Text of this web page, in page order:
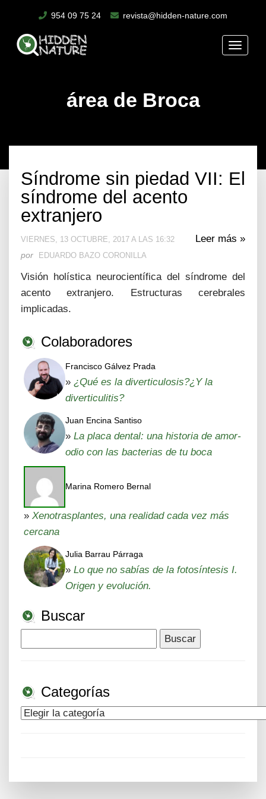
954 09 75 24 revista@hidden-nature.com
Toggle
área de Broca
Síndrome sin piedad VII: El
síndrome del acento
extranjero
Leer más »
VIERNES, 13 OCTUBRE, 2017 A LAS 16:32
por EDUARDO BAZO CORONILLA
Visión holística neurocientífica del síndrome del
acento extranjero. Estructuras cerebrales
implicadas.
Colaboradores
Francisco Gálvez Prada
» ¿Qué es la diverticulosis?¿Y la
diverticulitis?
Juan Encina Santiso
» La placa dental: una historia de amor-
odio con las bacterias de tu boca
Marina Romero Bernal
» Xenotrasplantes, una realidad cada vez más
cercana
Julia Barrau Párraga
» Lo que no sabías de la fotosíntesis I.
Origen y evolución.
Buscar
Categorías
Categorías